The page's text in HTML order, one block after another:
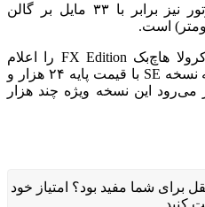
مصرف سوخت ترکیبی این موتور نیز برابر با ۳۳ مایل بر گالن
تویوتا هنوز قیمت خودرو جدید کرولا هاچ‌بک FX Edition را اعلام
نکرده است؛ اما با توجه به این‌که نسخه‌ SE با قیمت پایه‌ ۲۴ هزار و
می‌رود این نسخه‌ ویژه چند هزار
برای شما مفید بود؟ امتیاز خود
کنید.